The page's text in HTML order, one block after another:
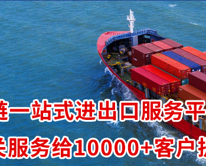
铁路运输、海铁联运
国际快递
国际搬家